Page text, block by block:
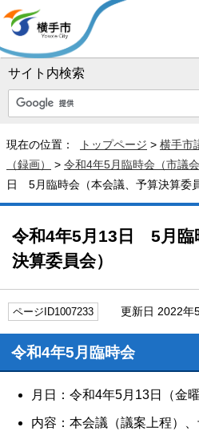
サイト内検索
現在の位置： トップページ > 横手市
（録画）
> 令和4年5月臨時会（市議会
日 5月臨時会（本会議、予算決算委員
令和4年5月13日 5月臨
決算委員会）
ページID1007233 更新日 2022年
令和4年5月臨時会
月日：令和4年5月13日（金曜
内容：本会議（議案上程）